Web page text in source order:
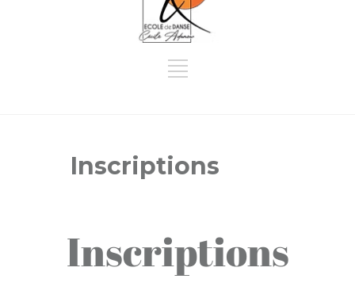
Inscriptions
Inscriptions